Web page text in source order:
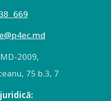
669
2009,
75 b.3, 7